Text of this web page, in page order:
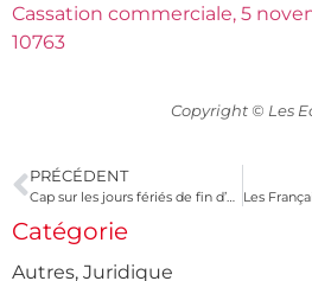
Cassation commerciale, 5
10763
Copyright © Les
PRÉCÉDENT
Cap sur les jours fériés de fin d’année
Catégorie
Autres, Juridique